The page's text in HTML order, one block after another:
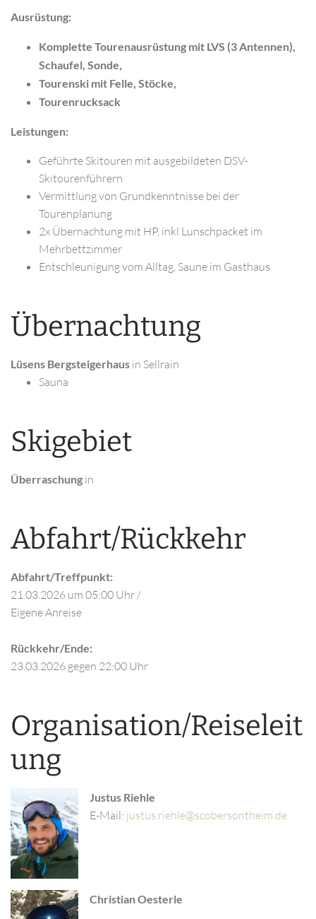
Ausrüstung:
Komplette Tourenausrüstung mit LVS (3 Antennen),
Schaufel, Sonde,
Tourenski mit Felle, Stöcke,
Tourenrucksack
Leistungen:
Geführte Skitouren mit ausgebildeten DSV-
Skitourenführern
Vermittlung von Grundkenntnisse bei der
Tourenplanung
2x Übernachtung mit HP, inkl Lunschpacket im
Mehrbettzimmer
Entschleunigung vom Alltag, Saune im Gasthaus
Übernachtung
Lüsens Bergsteigerhaus in Sellrain
Sauna
Skigebiet
Überraschung in
Abfahrt/Rückkehr
Abfahrt/Treffpunkt:
21.03.2026 um 05:00 Uhr/
Eigene Anreise
Rückkehr/Ende:
23.03.2026 gegen 22:00 Uhr
Organisation/Reiseleit
ung
Justus Riehle
E-Mail:
Christian Oesterle